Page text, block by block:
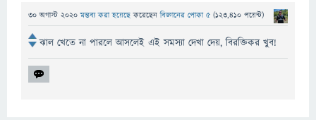
30 অগাস্ট 2020 মন্তব্য করা হয়েছেকরেছেনবিজ্ঞানের পোকা ৫ (123,410 পয়েন্ট)
ঝাল খেতে না পারলে আসলেই এই সমস্যা দেখা দেয়, বিরক্তিকর খুব!